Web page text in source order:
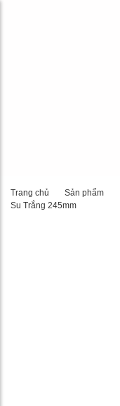
Trang chủ Sản phẩm
Su Trắng 245mm